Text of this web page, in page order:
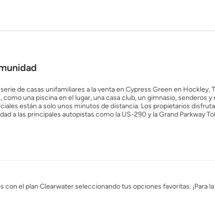
de casas unifamiliares a la venta en Cypress Green en Hockley,
una piscina en el lugar, una casa club, un gimnasio, senderos
están a solo unos minutos de distancia. Los propietarios
a las principales autopistas como la US-290 y la Grand Parkway
con el plan Clearwater seleccionando tus opciones favoritas. ¡Para